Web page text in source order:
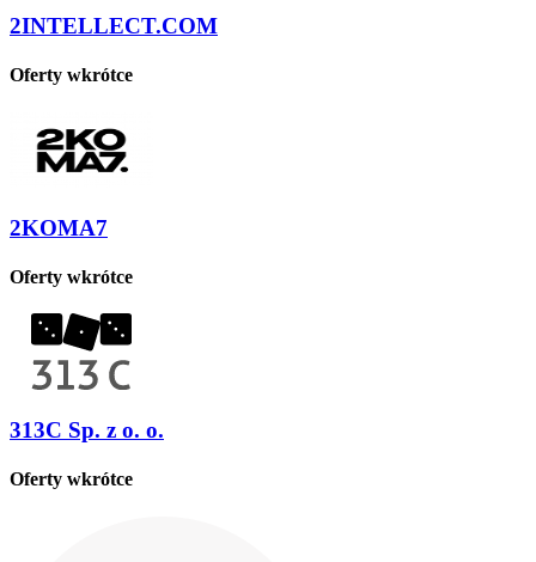
2INTELLECT.COM
Oferty wkrótce
2KOMA7
Oferty wkrótce
313C Sp. z o. o.
Oferty wkrótce